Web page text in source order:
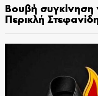
Βουβή συγκίνηση
Περικλή